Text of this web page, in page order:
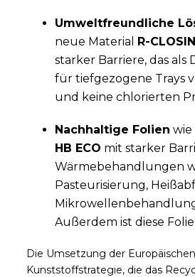
Umweltfreundliche
neue Material R-
starker Barriere, das als
für tiefgezogene Trays
und keine chlorierten
Nachhaltige Folien wie
HB ECO mit starker
Wärmebehandlungen
Pasteurisierung,
Außerdem ist diese
Die Umsetzung der Europäischen
Kunststoffstrategie, die das